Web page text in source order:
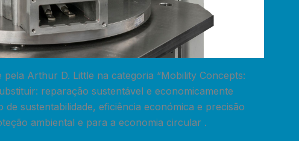
Arthur D. Little na categoria “Mobility Concepts:
reparação sustentável e economicamente
sustentabilidade, eficiência económica e precisão
ambiental e para a economia circular .